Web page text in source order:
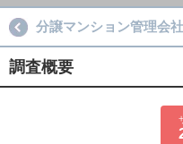
分譲マンション管理会
調査概要